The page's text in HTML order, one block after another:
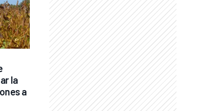
la
a